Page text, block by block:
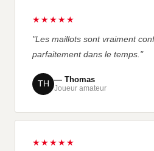
★★★★★
"Les maillots sont vraiment
parfaitement dans le temps."
TH — Thomas
Joueur amateur
★★★★★